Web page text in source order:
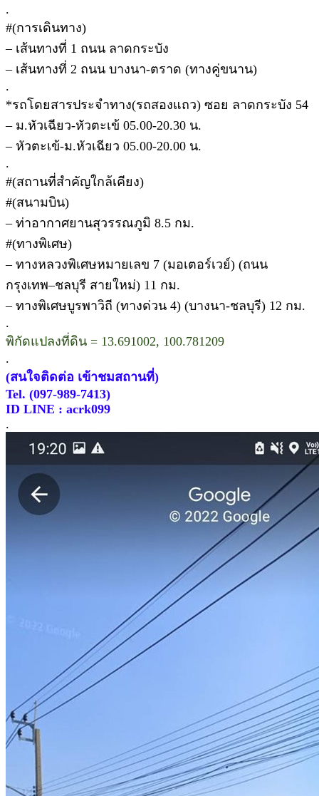
.
#(การเดินทาง)
– เส้นทางที่ 1 ถนน ลาดกระบัง
– เส้นทางที่ 2 ถนน บางนา-ตราด (ทางคู่ขนาน)
.
*รถโดยสารประจำทาง(รถสองแถว) ซอย ลาดกระบัง 54
– ม.หัวเฉียว-หัวตะเข้ 05.00-20.30 น.
– หัวตะเข้-ม.หัวเฉียว 05.00-20.00 น.
.
#(สถานที่สำคัญใกล้เคียง)
#(สนามบิน)
– ท่าอากาศยานสุวรรณภูมิ 8.5 กม.
#(ทางพิเศษ)
– ทางหลวงพิเศษหมายเลข 7 (มอเตอร์เวย์) (ถนน
กรุงเทพ–ชลบุรี สายใหม่) 11 กม.
– ทางพิเศษบูรพาวิถี (ทางด่วน 4) (บางนา-ชลบุรี) 12 กม.
.
พิกัดแปลงที่ดิน = 13.691002, 100.781209
.
(สนใจติดต่อ เข้าชมสถานที่)
Tel. (097-989-7413)
ID LINE : acrk099
.